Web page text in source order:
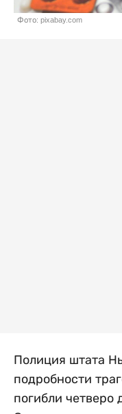
Фото: pixabay.com
Полиция штата
подробности
погибли четверо